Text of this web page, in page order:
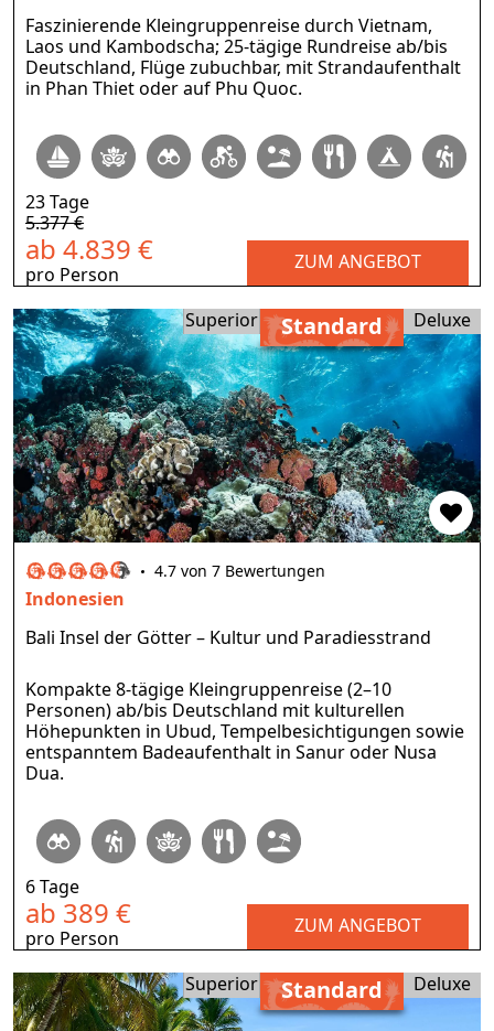
Faszinierende Kleingruppenreise durch Vietnam,
Laos und Kambodscha; 25‑tägige Rundreise ab/bis
Deutschland, Flüge zubuchbar, mit Strandaufenthalt
in Phan Thiet oder auf Phu Quoc.
5.377 €
23 Tage
ab 4.839 €
pro Person
ZUM ANGEBOT
Standard
Superior Deluxe
4.7 von 7 Bewertungen
Indonesien
Bali Insel der Götter – Kultur und Paradiesstrand
Kompakte 8-tägige Kleingruppenreise (2–10
Personen) ab/bis Deutschland mit kulturellen
Höhepunkten in Ubud, Tempelbesichtigungen sowie
entspanntem Badeaufenthalt in Sanur oder Nusa
Dua.
6 Tage
ab 389 €
pro Person
ZUM ANGEBOT
Standard
Superior Deluxe